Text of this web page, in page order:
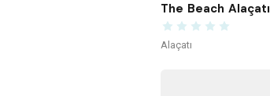
The Beach Alaçatı
Alaçatı